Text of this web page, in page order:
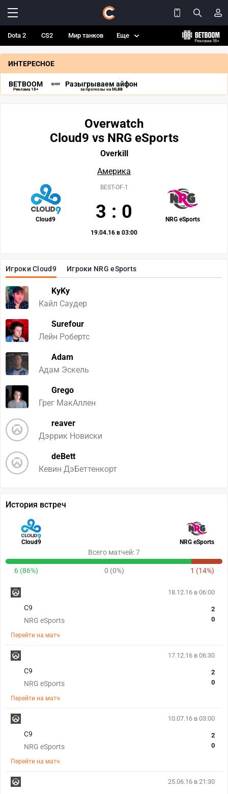
Dota 2 CS2 Мир танков Еще
ИНТЕРЕСНОЕ
BETBOOM
Реклама 18+
Разыгрываем айфон
за прогнозы на MLBB
Игроки Cloud9 Игроки NRG eSports
KyKy
Кайл Саудер
Surefour
Лейн Робертс
Adam
Адам Эскель
Grego
Грег МакАллен
reaver
Дэррик Новиски
deBett
Кевин ДэБеттенкорт
Overwatch
Cloud9 vs NRG eSports
Overkill
Америка
Cloud9 NRG eSports
BEST-OF-1
3 : 0
19.04.16 в 03:00
История встреч
Cloud9 NRG eSports
Всего матчей: 7
6 (86%) 0 (0%) 1 (14%)
18.12.16 в 06:00
С9
NRG eSports
2
0
Перейти на матч
17.12.16 в 06:30
С9
NRG eSports
2
0
Перейти на матч
10.07.16 в 03:00
С9
NRG eSports
2
0
Перейти на матч
25.06.16 в 21:30